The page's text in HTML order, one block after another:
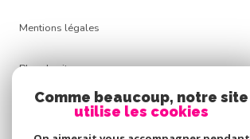
Mentions légales
Plan du site
Comme beaucoup, notre site
utilise les cookies